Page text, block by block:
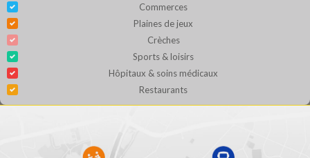
Commerces
Plaines de jeux
Crèches
Sports & loisirs
Hôpitaux & soins médicaux
Restaurants